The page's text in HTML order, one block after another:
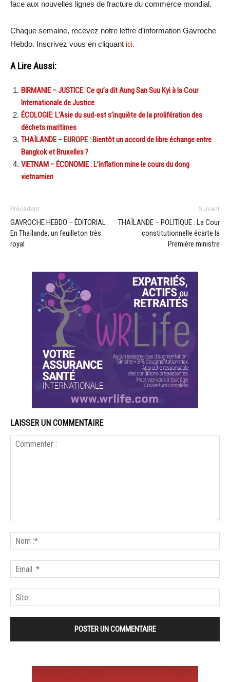
face aux nouvelles lignes de fracture du commerce mondial.
Chaque semaine, recevez notre lettre d’information Gavroche
Hebdo. Inscrivez vous en cliquant ici.
A Lire Aussi:
BIRMANIE – JUSTICE: Ce qu’a dit Aung San Suu Kyi à la Cour
Internationale de Justice
ÉCOLOGIE: L’Asie du sud-est s’inquiète de la prolifération des
déchets maritimes
THAÏLANDE – EUROPE : Bientôt un accord de libre échange entre
Bangkok et Bruxelles ?
VIETNAM – ÉCONOMIE : L’inflation mine le cours du dong
vietnamien
Précédent
GAVROCHE HEBDO – ÉDITORIAL :
En Thaïlande, un feuilleton très
royal
Suivant
THAÏLANDE – POLITIQUE : La Cour
constitutionnelle écarte la
Première ministre
LAISSER UN COMMENTAIRE